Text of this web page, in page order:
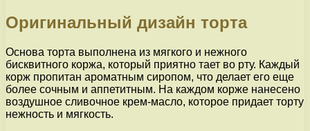
Оригинальный дизайн торта
Основа торта выполнена из мягкого и нежного
бисквитного коржа, который приятно тает во рту. Каждый
корж пропитан ароматным сиропом, что делает его еще
более сочным и аппетитным. На каждом корже нанесено
воздушное сливочное крем-масло, которое придает торту
нежность и мягкость.